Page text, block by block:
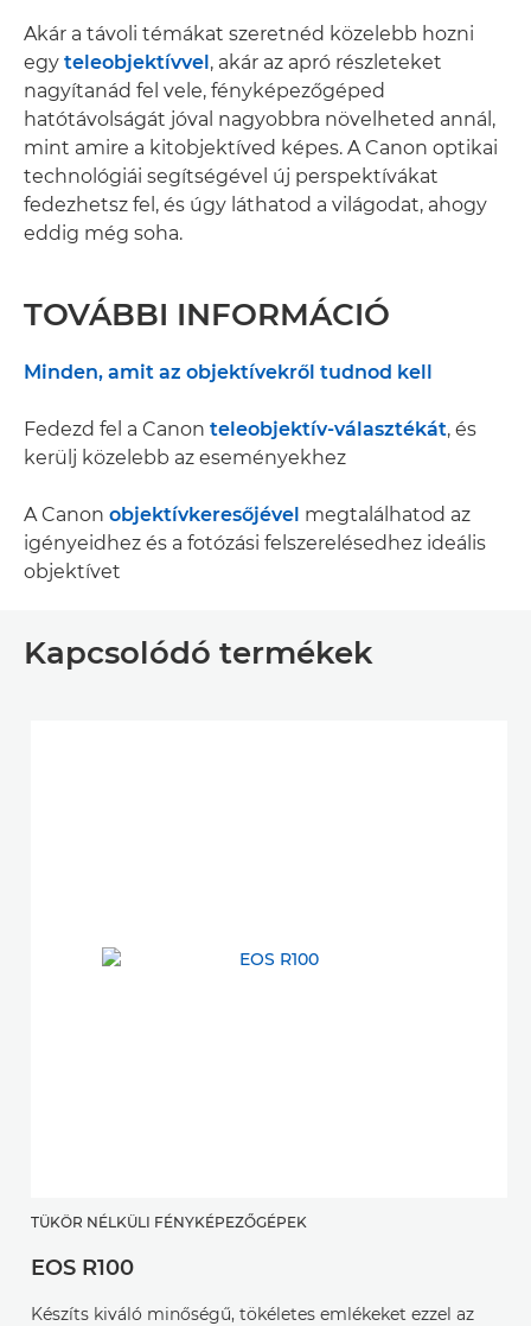
Akár a távoli témákat szeretnéd közelebb hozni
egy teleobjektívvel, akár az apró részleteket
nagyítanád fel vele, fényképezőgéped
hatótávolságát jóval nagyobbra növelheted annál,
mint amire a kitobjektíved képes. A Canon optikai
technológiái segítségével új perspektívákat
fedezhetsz fel, és úgy láthatod a világodat, ahogy
eddig még soha.
TOVÁBBI INFORMÁCIÓ
Minden, amit az objektívekről tudnod kell
Fedezd fel a Canon teleobjektív-választékát, és
kerülj közelebb az eseményekhez
A Canon objektívkeresőjével megtalálhatod az
igényeidhez és a fotózási felszerelésedhez ideális
objektívet
Kapcsolódó termékek
TÜKÖR NÉLKÜLI FÉNYKÉPEZŐGÉPEK
EOS R100
Készíts kiváló minőségű, tökéletes emlékeket ezzel az